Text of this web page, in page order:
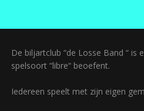
De biljartclub “de Losse Band “ is
spelsoort “libre“ beoefent.
Iedereen speelt met zijn eigen